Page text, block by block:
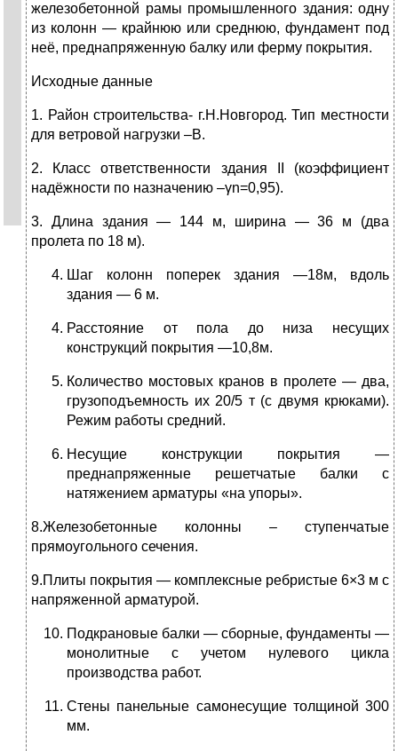
железобетонной рамы промышленного здания: одну
из колонн — крайнюю или среднюю, фундамент под
неё, преднапряженную балку или ферму покрытия.
Исходные данные
1. Район строительства- г.Н.Новгород. Тип местности
для ветровой нагрузки –В.
2. Класс ответственности здания II (коэффициент
надёжности по назначению –γn=0,95).
3. Длина здания — 144 м, ширина — 36 м (два
пролета по 18 м).
Шаг колонн поперек здания —18м, вдоль
здания — 6 м.
Расстояние от пола до низа несущих
конструкций покрытия —10,8м.
Количество мостовых кранов в пролете — два,
грузоподъемность их 20/5 т (с двумя крюками).
Режим работы средний.
Несущие конструкции покрытия —
преднапряженные решетчатые балки с
натяжением арматуры «на упоры».
8.Железобетонные колонны – ступенчатые
прямоугольного сечения.
9.Плиты покрытия — комплексные ребристые 6×3 м с
напряженной арматурой.
Подкрановые балки — сборные, фундаменты —
монолитные с учетом нулевого цикла
производства работ.
Стены панельные самонесущие толщиной 300
мм.